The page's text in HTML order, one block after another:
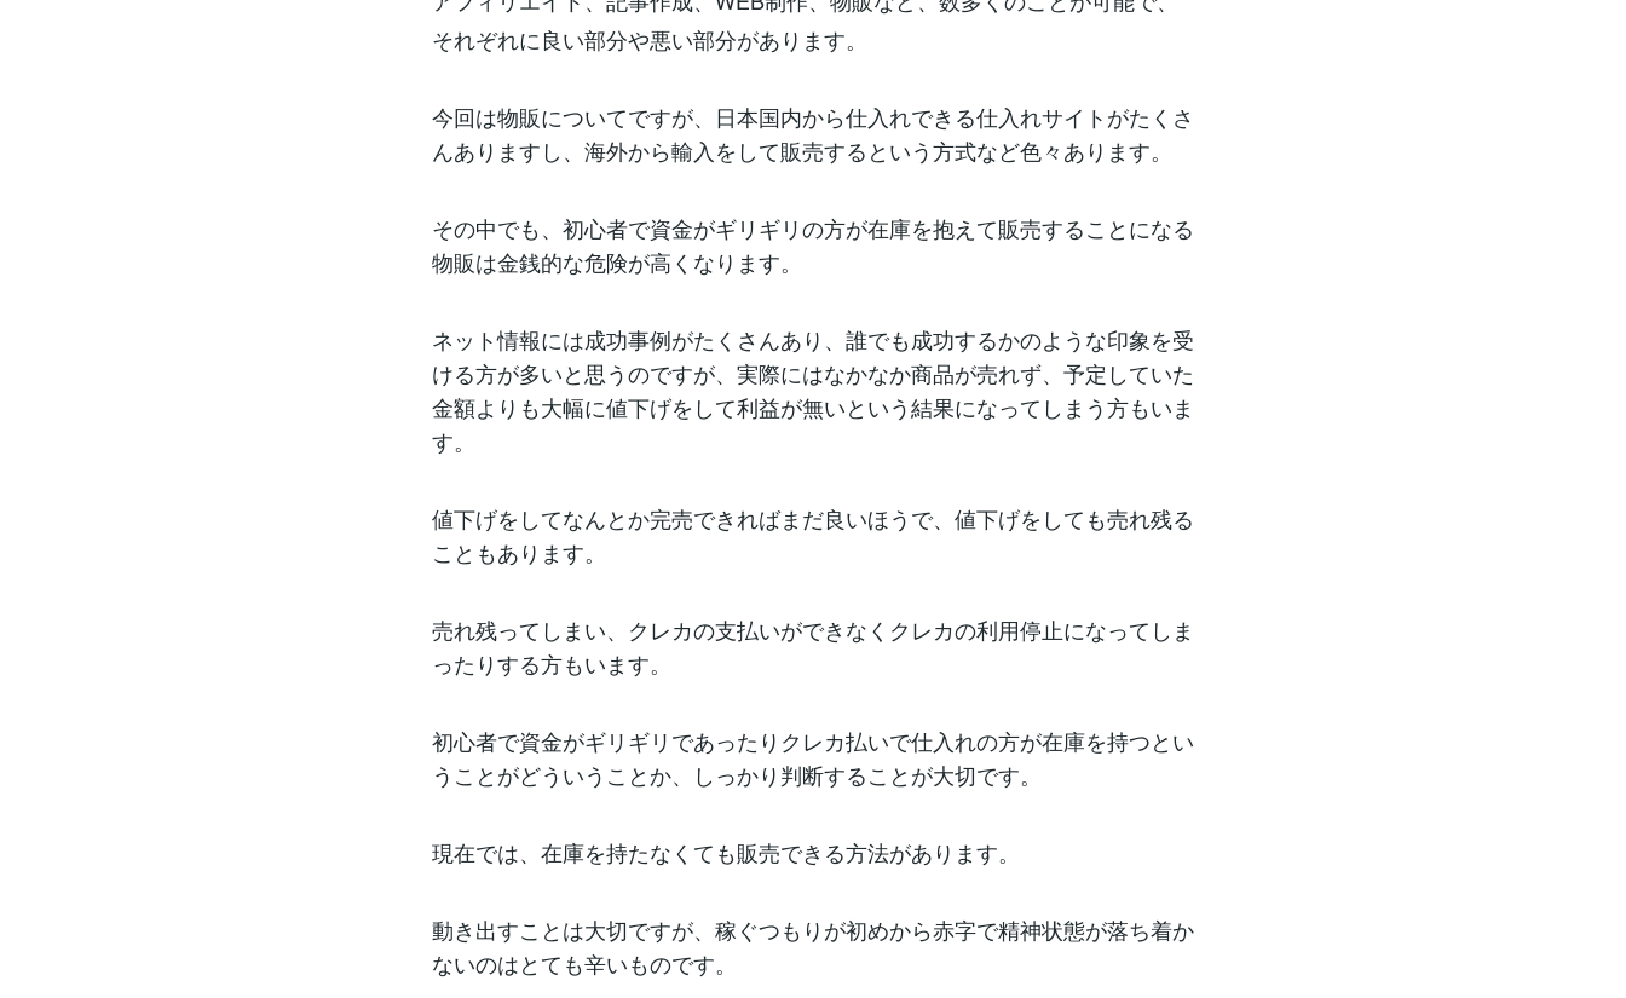
それぞれに良い部分や悪い部分があります。
今回は物販についてですが、日本国内から仕入れできる仕入れサイトがたくさ
んありますし、海外から輸入をして販売するという方式など色々あります。
その中でも、初心者で資金がギリギリの方が在庫を抱えて販売することになる
物販は金銭的な危険が高くなります。
ネット情報には成功事例がたくさんあり、誰でも成功するかのような印象を受
ける方が多いと思うのですが、実際にはなかなか商品が売れず、予定していた
金額よりも大幅に値下げをして利益が無いという結果になってしまう方もいま
す。
値下げをしてなんとか完売できればまだ良いほうで、値下げをしても売れ残る
こともあります。
売れ残ってしまい、クレカの支払いができなくクレカの利用停止になってしま
ったりする方もいます。
初心者で資金がギリギリであったりクレカ払いで仕入れの方が在庫を持つとい
うことがどういうことか、しっかり判断することが大切です。
現在では、在庫を持たなくても販売できる方法があります。
動き出すことは大切ですが、稼ぐつもりが初めから赤字で精神状態が落ち着か
ないのはとても辛いものです。